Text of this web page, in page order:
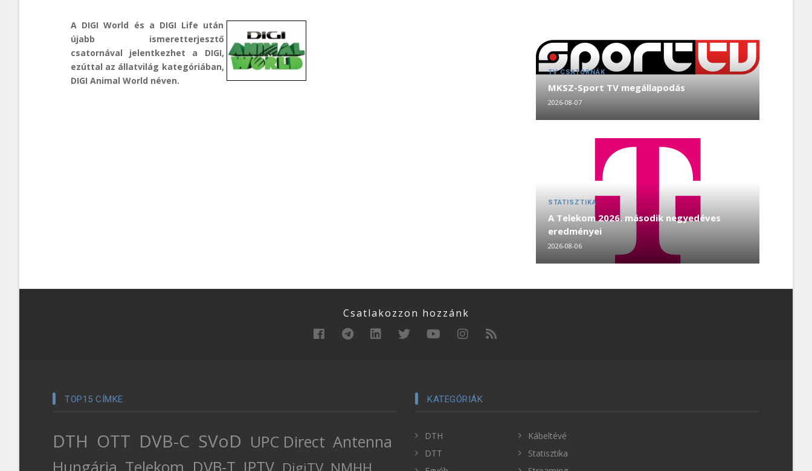
A DIGI World és a DIGI Life után
újabb ismeretterjesztő
csatornával jelentkezhet a DIGI,
ezúttal az állatvilág kategóriában,
DIGI Animal World néven.
TV CSATORNÁK
MKSZ-Sport TV megállapodás
2026-08-07
STATISZTIKA
A Telekom 2026. második negyedéves
eredményei
2026-08-06
Csatlakozzon hozzánk
TOP15 CÍMKE
DTH OTT DVB-C SVoD UPC Direct Antenna
KATEGÓRIÁK
DTH
DTT
Kábeltévé
Statisztika